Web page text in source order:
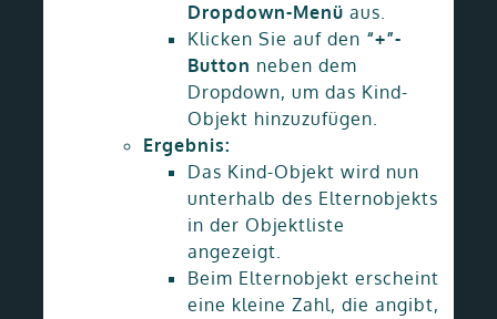
Dropdown-Menü aus.
Klicken Sie auf den “+”-
Button neben dem
Dropdown, um das Kind-
Objekt hinzuzufügen.
Ergebnis:
Das Kind-Objekt wird nun
unterhalb des Elternobjekts
in der Objektliste
angezeigt.
Beim Elternobjekt erscheint
eine kleine Zahl, die angibt,